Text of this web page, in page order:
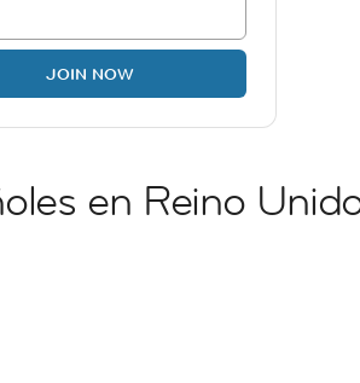
JOIN NOW
en Reino